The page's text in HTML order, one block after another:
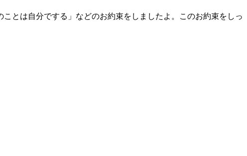
とは自分でする」などのお約束をしましたよ。このお約束をしっ